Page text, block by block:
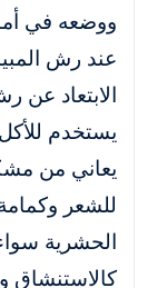
ووضعه في
عند رش
الابتعاد عن
يستخدم
يعاني من
للشعر
الحشرية
كالاستنشاق